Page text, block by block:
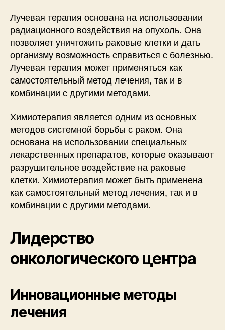
Лучевая терапия основана на использовании
радиационного воздействия на опухоль. Она
позволяет уничтожить раковые клетки и дать
организму возможность справиться с болезнью.
Лучевая терапия может применяться как
самостоятельный метод лечения, так и в
комбинации с другими методами.
Химиотерапия является одним из основных
методов системной борьбы с раком. Она
основана на использовании специальных
лекарственных препаратов, которые оказывают
разрушительное воздействие на раковые
клетки. Химиотерапия может быть применена
как самостоятельный метод лечения, так и в
комбинации с другими методами.
Лидерство
онкологического центра
Инновационные методы
лечения